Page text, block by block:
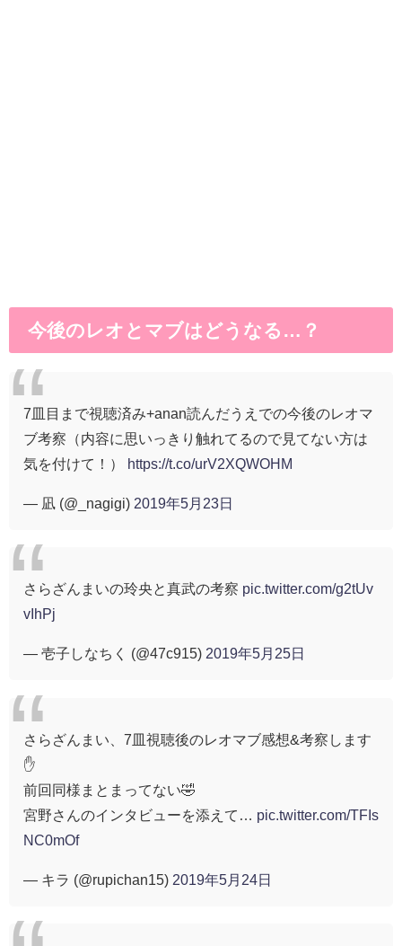
今後のレオとマブはどうなる…？
7皿目まで視聴済み+anan読んだうえでの今後のレオマ
ブ考察（内容に思いっきり触れてるので見てない方は
気を付けて！）
https://t.co/urV2XQWOHM
— 凪 (@_nagigi) 2019年5月23日
さらざんまいの玲央と真武の考察 pic.twitter.com/g2tUv
vIhPj
— 壱子しなちく (@47c915) 2019年5月25日
さらざんまい、7皿視聴後のレオマブ感想&考察します
✋
前回同様まとまってない🤣
宮野さんのインタビューを添えて… pic.twitter.com/TFIs
NC0mOf
— キラ (@rupichan15) 2019年5月24日